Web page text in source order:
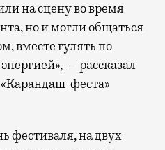
на сцену во время
но и могли общаться
вместе гулять по
— рассказал
феста»
фестиваля, на двух